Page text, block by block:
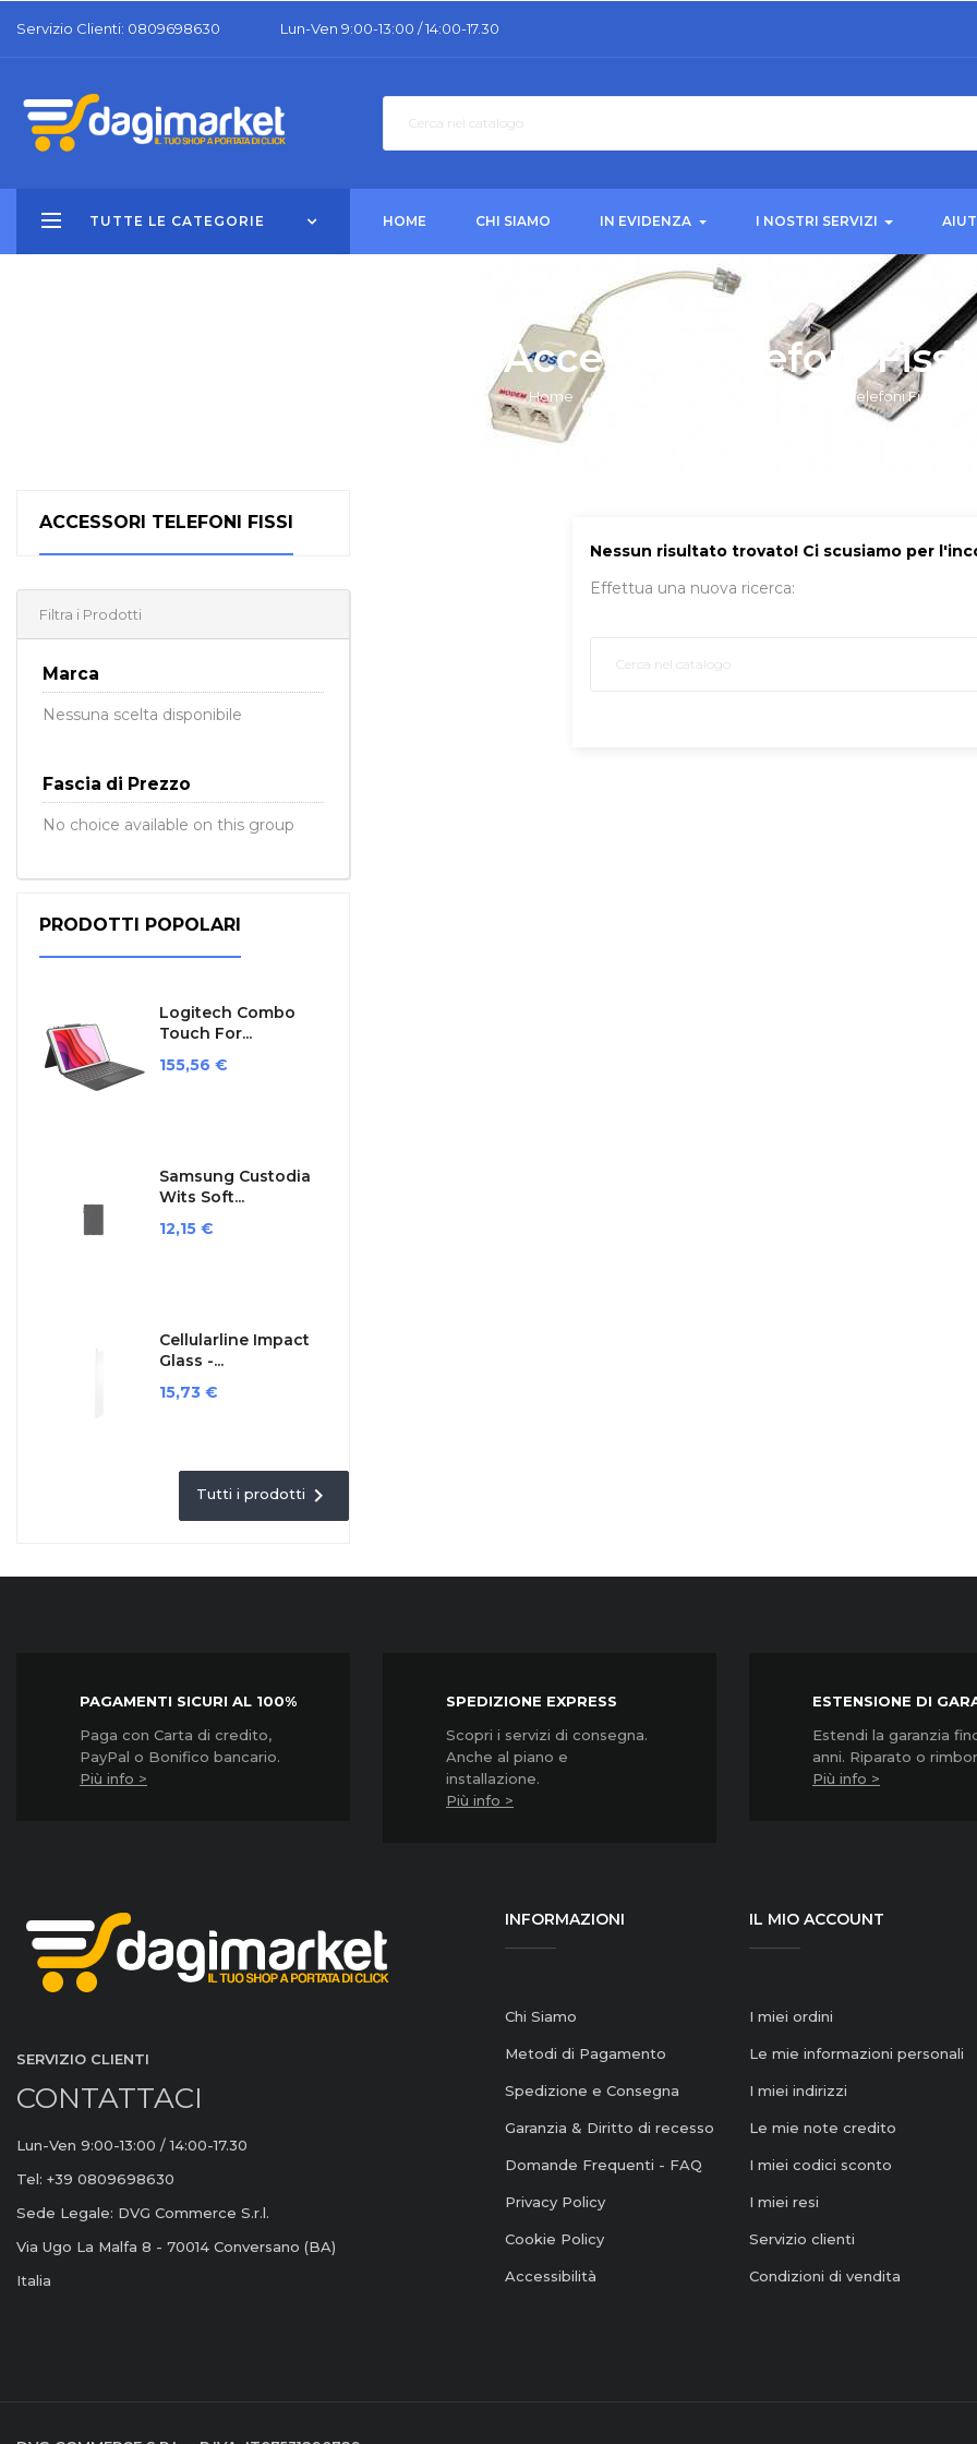
Servizio Clienti: 0809698630 Lun-Ven 9:00-13:00 / 14:00-17.30
TUTTE LE CATEGORIE HOME CHI SIAMO IN EVIDENZA I NOSTRI SERVIZI
Accessori Telefoni Fissi
Home /Smartphone e Telefonia Accessori Telefoni Fissi
ACCESSORI TELEFONI FISSI
Filtra i Prodotti
Marca
Nessuna scelta disponibile
Fascia di Prezzo
No choice available on this group
PRODOTTI POPOLARI
Logitech Combo
Touch For...
Prezzo
155,56 €
Samsung Custodia
Wits Soft...
Prezzo
12,15 €
Cellularline Impact
Glass -...
Prezzo
15,73 €
Tutti i prodotti 
Nessun risultato trovato! Ci scusiamo per
Effettua una nuova ricerca:
PAGAMENTI SICURI AL 100%
Paga con Carta di credito,
PayPal o Bonifico bancario.
Più info >
SPEDIZIONE EXPRESS
Scopri i servizi di consegna.
Anche al piano e
installazione.
Più info >
ESTENSIONE DI
Estendi la garanzia
anni. Riparato o
Più info >
SERVIZIO CLIENTI
CONTATTACI
Lun-Ven 9:00-13:00 / 14:00-17.30
Tel: +39 0809698630
Sede Legale: DVG Commerce S.r.l.
Via Ugo La Malfa 8 - 70014 Conversano (BA)
Italia
INFORMAZIONI
Chi Siamo
Metodi di Pagamento
Spedizione e Consegna
Garanzia & Diritto di recesso
Domande Frequenti - FAQ
Privacy Policy
Cookie Policy
Accessibilità
IL MIO ACCOUNT
I miei ordini
Le mie informazioni personali
I miei indirizzi
Le mie note credito
I miei codici sconto
I miei resi
Servizio clienti
Condizioni di vendita